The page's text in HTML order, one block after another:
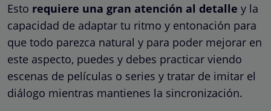
Esto requiere una gran atención al detalle y la
capacidad de adaptar tu ritmo y entonación para
que todo parezca natural y para poder mejorar en
este aspecto, puedes y debes practicar viendo
escenas de películas o series y tratar de imitar el
diálogo mientras mantienes la sincronización.